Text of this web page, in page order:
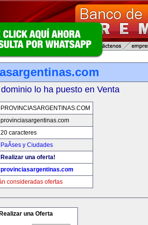
lo ha puesto en Venta
PROVINCIASARGENTINAS.COM
provinciasargentinas.com
20 caracteres
PaÃ­ses y Ciudades
Realizar una oferta!
provinciasargentinas.com
consideradas ofertas
Realizar una Oferta